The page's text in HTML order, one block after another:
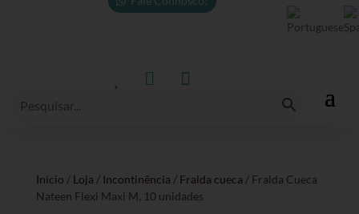
 
Início / Loja / Incontinência / Fralda cueca / Fralda Cueca
Nateen Flexi Maxi M, 10 unidades